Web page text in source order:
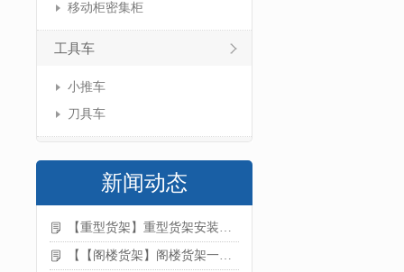
移动柜密集柜
工具车
小推车
刀具车
新闻动态
【重型货架】重型货架安装注意事项
【【阁楼货架】阁楼货架一般有哪些用途